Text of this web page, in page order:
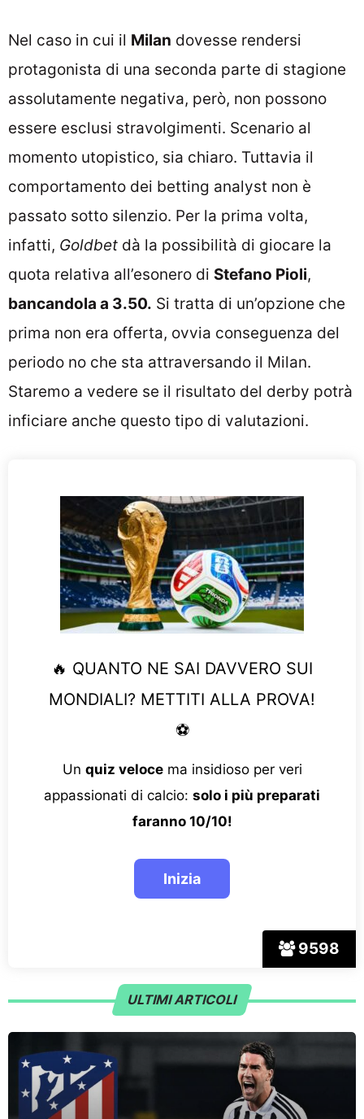
Nel caso in cui il Milan dovesse rendersi
protagonista di una seconda parte di stagione
assolutamente negativa, però, non possono
essere esclusi stravolgimenti. Scenario al
momento utopistico, sia chiaro. Tuttavia il
comportamento dei betting analyst non è
passato sotto silenzio. Per la prima volta,
infatti, Goldbet dà la possibilità di giocare la
quota relativa all’esonero di Stefano Pioli,
bancandola a 3.50. Si tratta di un’opzione che
prima non era offerta, ovvia conseguenza del
periodo no che sta attraversando il Milan.
Staremo a vedere se il risultato del derby potrà
inficiare anche questo tipo di valutazioni.
9598
🔥 QUANTO NE SAI DAVVERO SUI
MONDIALI? METTITI ALLA PROVA!
⚽
Un quiz velocema insidioso per veri
appassionati di calcio: solo i più preparati
faranno 10/10!
ULTIMI ARTICOLI